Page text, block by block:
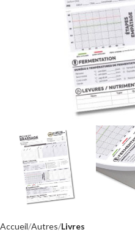
Accueil Autres Livres